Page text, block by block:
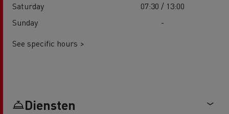
Saturday
07:30 / 13:00
Sunday
-
See specific hours >
Diensten